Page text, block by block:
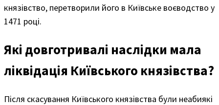
князівство, перетворили його в Київське воєводство у
1471 році.
Які довготривалі наслідки мала
ліквідація Київського князівства?
Після скасування Київського князівства були неабиякі